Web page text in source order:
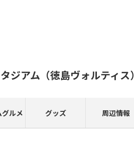
ジアム （徳島ヴォルティス）
グルメ グッズ 周辺情報